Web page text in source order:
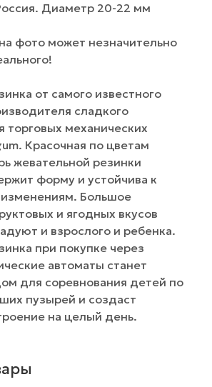
Диаметр 20-22 мм
фото может незначительно
от самого известного
сладкого
торговых механических
Красочная по цветам
жевательной резинки
форму и устойчива к
Большое
и ягодных вкусов
и взрослого и ребенка.
при покупке через
автоматы станет
для соревнования детей по
пузырей и создаст
на целый день.